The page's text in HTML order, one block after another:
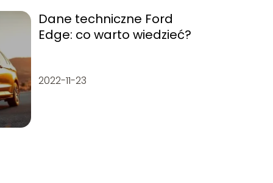
Dane techniczne Ford
Edge: co warto wiedzieć?
2022-11-23